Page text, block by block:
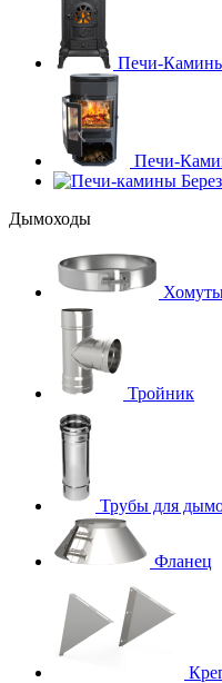
Печи-
Печи-
Дымоходы
Тройник
Трубы для
Фланец